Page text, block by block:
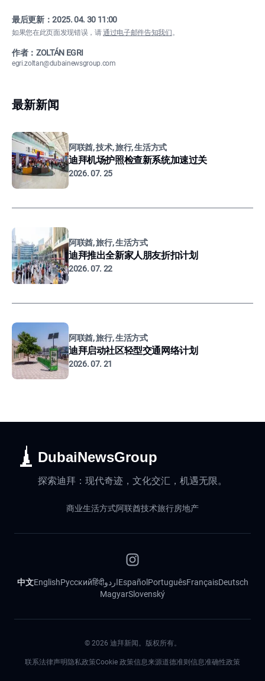
最后更新：2025. 04. 30 11:00
如果您在此页面发现错误，请通过电子邮件告知我们。
作者：ZOLTÁN EGRI
egri.zoltan@dubainewsgroup.com
最新新闻
阿联酋, 技术, 旅行, 生活方式
迪拜机场护照检查新系统加速过关
2026. 07. 25
阿联酋, 旅行, 生活方式
迪拜推出全新家人朋友折扣计划
2026. 07. 22
阿联酋, 旅行, 生活方式
迪拜启动社区轻型交通网络计划
2026. 07. 21
DubaiNewsGroup
探索迪拜：现代奇迹，文化交汇，机遇无限。
商业生活方式阿联酋技术旅行房地产
中文EnglishРусскийहिंदीاردوEspañol PortuguêsFrançaisDeutsch
MagyarSlovenský
© 2026 迪拜新闻。版权所有。
联系法律声明 隐私政策Cookie 政策信息来源道德准则 信息准确性政策